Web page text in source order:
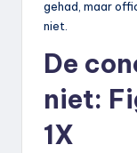
gehad, maar
niet.
De
niet:
1X